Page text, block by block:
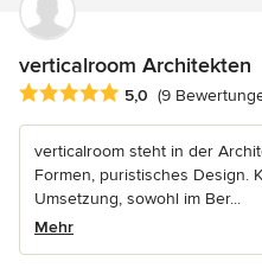
verticalroom Architekten
Durchschnittliche Bewertung:
5,0 (9
verticalroom steht in der
Formen, puristisches Design.
Umsetzung, sowohl im Ber...
Mehr